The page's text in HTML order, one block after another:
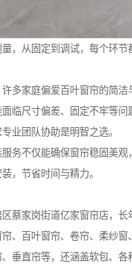
，从固定到调试，每个环节
多家庭偏爱百叶窗帘的简洁
临尺寸偏差、固定不牢等问
业团队协助是明智之选。
务不仅能确保窗帘稳固美观
，节省时间与精力。
蔡家岗街道亿家窗帘店，长
、百叶窗帘、卷帘、柔纱窗
垂直帘等，还涵盖软包、各